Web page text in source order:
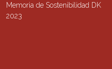
Memoria de Sostenibilidad DK
2023